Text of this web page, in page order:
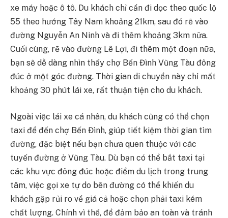
xe máy hoặc ô tô. Du khách chỉ cần đi dọc theo quốc lộ
55 theo hướng Tây Nam khoảng 21km, sau đó rẽ vào
đường Nguyễn An Ninh và đi thêm khoảng 3km nữa.
Cuối cùng, rẽ vào đường Lê Lợi, đi thêm một đoạn nữa,
bạn sẽ dễ dàng nhìn thấy chợ Bến Đình Vũng Tàu đông
đúc ở một góc đường. Thời gian di chuyển này chỉ mất
khoảng 30 phút lái xe, rất thuận tiện cho du khách.
Ngoài việc lái xe cá nhân, du khách cũng có thể chọn
taxi để đến chợ Bến Đình, giúp tiết kiệm thời gian tìm
đường, đặc biệt nếu bạn chưa quen thuộc với các
tuyến đường ở Vũng Tàu. Dù bạn có thể bắt taxi tại
các khu vực đông đúc hoặc điểm du lịch trong trung
tâm, việc gọi xe tự do bên đường có thể khiến du
khách gặp rủi ro về giá cả hoặc chọn phải taxi kém
chất lượng. Chính vì thế, để đảm bảo an toàn và tránh